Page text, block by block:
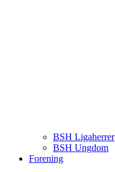
BSH Ligaherrer
BSH Ungdom
Forening